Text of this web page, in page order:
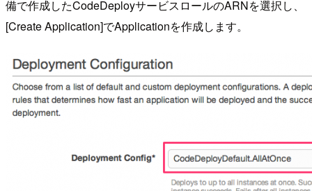
備で作成したCodeDeployサービスロールのARNを選択し、
[Create Application]でApplicationを作成します。